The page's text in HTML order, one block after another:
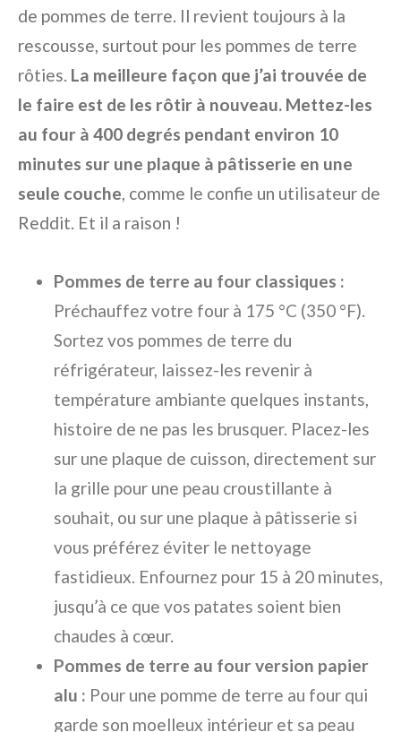
de pommes de terre. Il revient toujours à la
rescousse, surtout pour les pommes de terre
rôties. La meilleure façon que j’ai trouvée de
le faire est de les rôtir à nouveau. Mettez-les
au four à 400 degrés pendant environ 10
minutes sur une plaque à pâtisserie en une
seule couche, comme le confie un utilisateur de
Reddit. Et il a raison !
Pommes de terre au four classiques :
Préchauffez votre four à 175 °C (350 °F).
Sortez vos pommes de terre du
réfrigérateur, laissez-les revenir à
température ambiante quelques instants,
histoire de ne pas les brusquer. Placez-les
sur une plaque de cuisson, directement sur
la grille pour une peau croustillante à
souhait, ou sur une plaque à pâtisserie si
vous préférez éviter le nettoyage
fastidieux. Enfournez pour 15 à 20 minutes,
jusqu’à ce que vos patates soient bien
chaudes à cœur.
Pommes de terre au four version papier
alu : Pour une pomme de terre au four qui
garde son moelleux intérieur et sa peau